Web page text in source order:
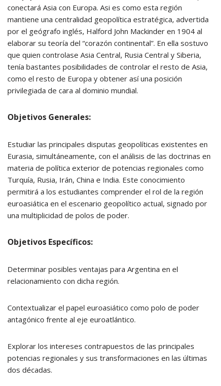
conectará Asia con Europa. Asi es como esta región
mantiene una centralidad geopolítica estratégica, advertida
por el geógrafo inglés, Halford John Mackinder en 1904 al
elaborar su teoría del “corazón continental”. En ella sostuvo
que quien controlase Asia Central, Rusia Central y Siberia,
tenía bastantes posibilidades de controlar el resto de Asia,
como el resto de Europa y obtener así una posición
privilegiada de cara al dominio mundial.
Objetivos Generales:
Estudiar las principales disputas geopolíticas existentes en
Eurasia, simultáneamente, con el análisis de las doctrinas en
materia de política exterior de potencias regionales como
Turquía, Rusia, Irán, China e India. Este conocimiento
permitirá a los estudiantes comprender el rol de la región
euroasiática en el escenario geopolítico actual, signado por
una multiplicidad de polos de poder.
Objetivos Específicos:
Determinar posibles ventajas para Argentina en el
relacionamiento con dicha región.
Contextualizar el papel euroasiático como polo de poder
antagónico frente al eje euroatlántico.
Explorar los intereses contrapuestos de las principales
potencias regionales y sus transformaciones en las últimas
dos décadas.